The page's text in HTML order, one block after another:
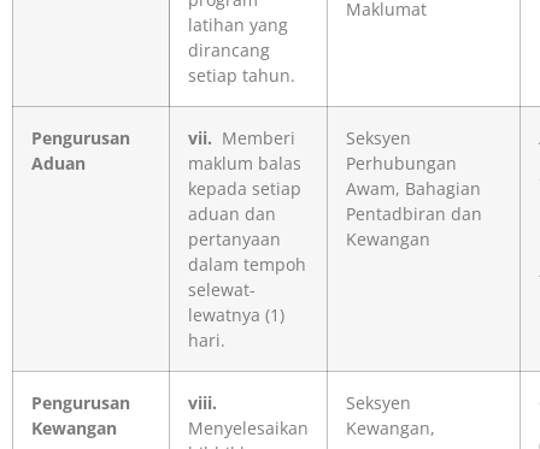
latihan yang
dirancang
setiap tahun.
Maklumat
Pengurusan
Aduan
vii. Memberi
maklum balas
kepada setiap
aduan dan
pertanyaan
dalam tempoh
selewat-
lewatnya (1)
hari.
Seksyen
Perhubungan
Awam, Bahagian
Pentadbiran dan
Kewangan
Pengurusan
Kewangan
viii.
Menyelesaikan
Seksyen
Kewangan,